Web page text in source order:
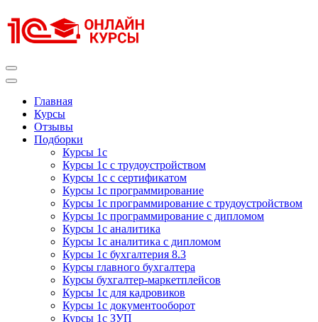
к
содержимому
Главная
Курсы
Отзывы
Подборки
Курсы 1с
Курсы 1с с трудоустройством
Курсы 1с с сертификатом
Курсы 1с программирование
Курсы 1с программирование с трудоустройством
Курсы 1с программирование с дипломом
Курсы 1с аналитика
Курсы 1с аналитика с дипломом
Курсы 1с бухгалтерия 8.3
Курсы главного бухгалтера
Курсы бухгалтер-маркетплейсов
Курсы 1с для кадровиков
Курсы 1с документооборот
Курсы 1с ЗУП